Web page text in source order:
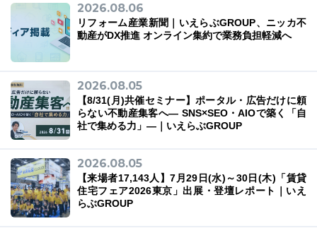
2026.08.06
リフォーム産業新聞｜いえらぶGROUP、ニッカ不
動産がDX推進 オンライン集約で業務負担軽減へ
2026.08.05
【8/31(月)共催セミナー】ポータル・広告だけに頼
らない不動産集客へ― SNS×SEO・AIOで築く「自
社で集める力」―｜いえらぶGROUP
2026.08.05
【来場者17,143人】7月29日(水)～30日(木)「賃貸
住宅フェア2026東京」出展・登壇レポート｜いえ
らぶGROUP